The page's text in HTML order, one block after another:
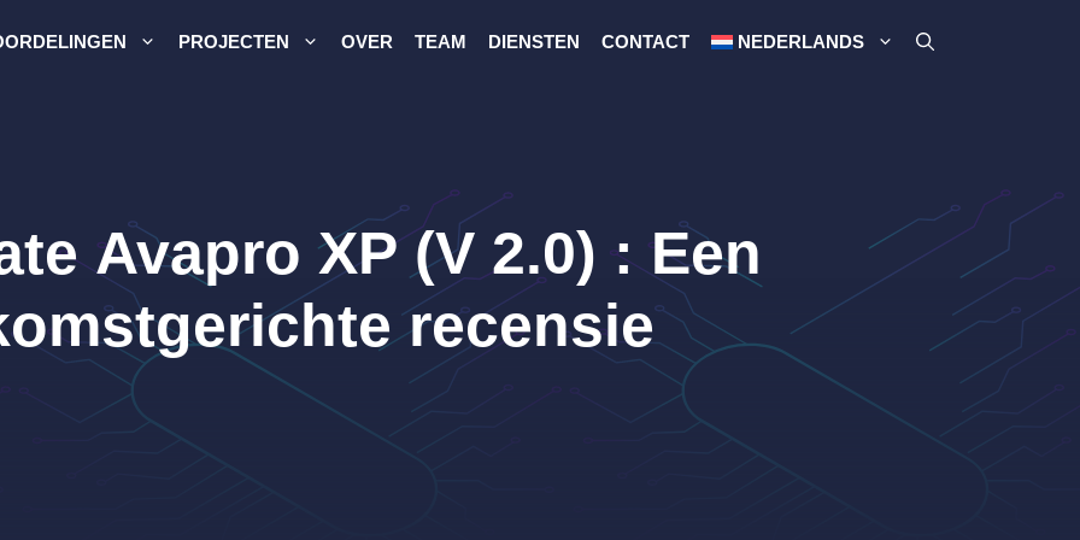
PROJECTEN OVER TEAM DIENSTEN CONTACT NEDERLANDS
Avapro XP (V 2.0) : Een
recensie